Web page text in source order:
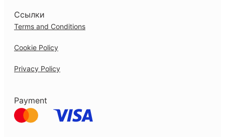
Ссылки
Terms and Conditions
Cookie Policy
Privacy Policy
Payment